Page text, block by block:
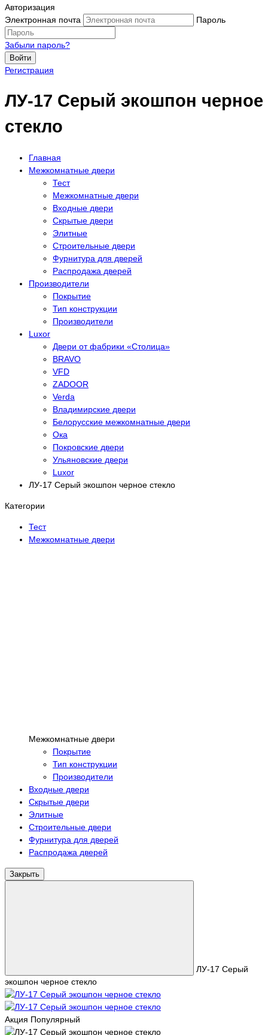
Авторизация
Электронная почта
Пароль
Забыли пароль?
Войти
Регистрация
ЛУ-17 Серый экошпон черное
стекло
Главная
Межкомнатные двери
Тест
Межкомнатные двери
Входные двери
Скрытые двери
Элитные
Строительные двери
Фурнитура для дверей
Распродажа дверей
Производители
Покрытие
Тип конструкции
Производители
Luxor
Двери от фабрики «Столица»
BRAVO
VFD
ZADOOR
Verda
Владимирские двери
Белорусские межкомнатные двери
Ока
Покровские двери
Ульяновские двери
Luxor
ЛУ-17 Серый экошпон черное стекло
Категории
Тест
Межкомнатные двери
Межкомнатные двери
Покрытие
Тип конструкции
Производители
Входные двери
Скрытые двери
Элитные
Строительные двери
Фурнитура для дверей
Распродажа дверей
Закрыть
ЛУ-17 Серый
экошпон черное стекло
Акция Популярный